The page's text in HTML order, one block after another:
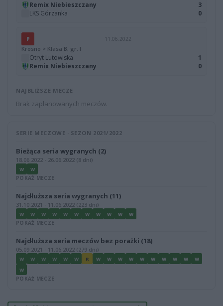
Remix Niebieszczany
3
LKS Górzanka
0
P 11.06.2022
Krosno > Klasa B, gr. I
Otryt Lutowiska
1
Remix Niebieszczany
0
NAJBLIŻSZE MECZE
Brak zaplanowanych meczów.
SERIE MECZOWE · SEZON 2021/2022
Bieżąca seria wygranych (2)
18.06.2022 - 26.06.2022 (8 dni)
W W
POKAŻ MECZE
Najdłuższa seria wygranych (11)
31.10.2021 - 11.06.2022 (223 dni)
W W W W W W W W W W W
POKAŻ MECZE
Najdłuższa seria meczów bez porażki (18)
05.09.2021 - 11.06.2022 (279 dni)
W W W W W W R W W W W W W W W W
W
W
POKAŻ MECZE